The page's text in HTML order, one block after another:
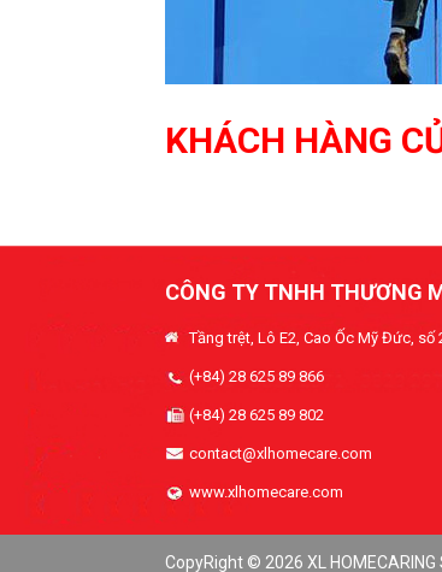
KHÁCH HÀNG
CÔNG TY TNHH THƯƠNG
Tầng trệt, Lô E2, Cao Ốc Mỹ Đức, số
(+84) 28 625 89 866
(+84) 28 625 89 802
contact@xlhomecare.com
www.xlhomecare.com
CopyRight © 2026 XL HOMECARING